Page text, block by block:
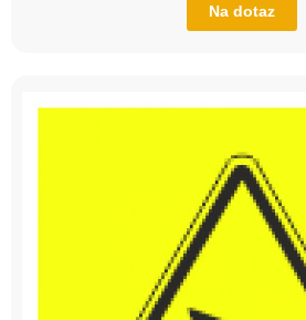
Na dotaz